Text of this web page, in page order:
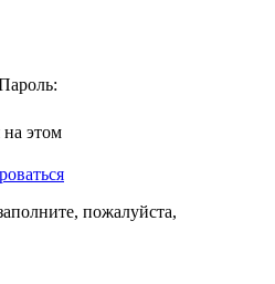
этом
пожалуйста,